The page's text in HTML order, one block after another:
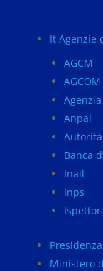
It Agenzie
AGCM
AGCOM
Anpal
Banca
Inail
Inps
Ministero